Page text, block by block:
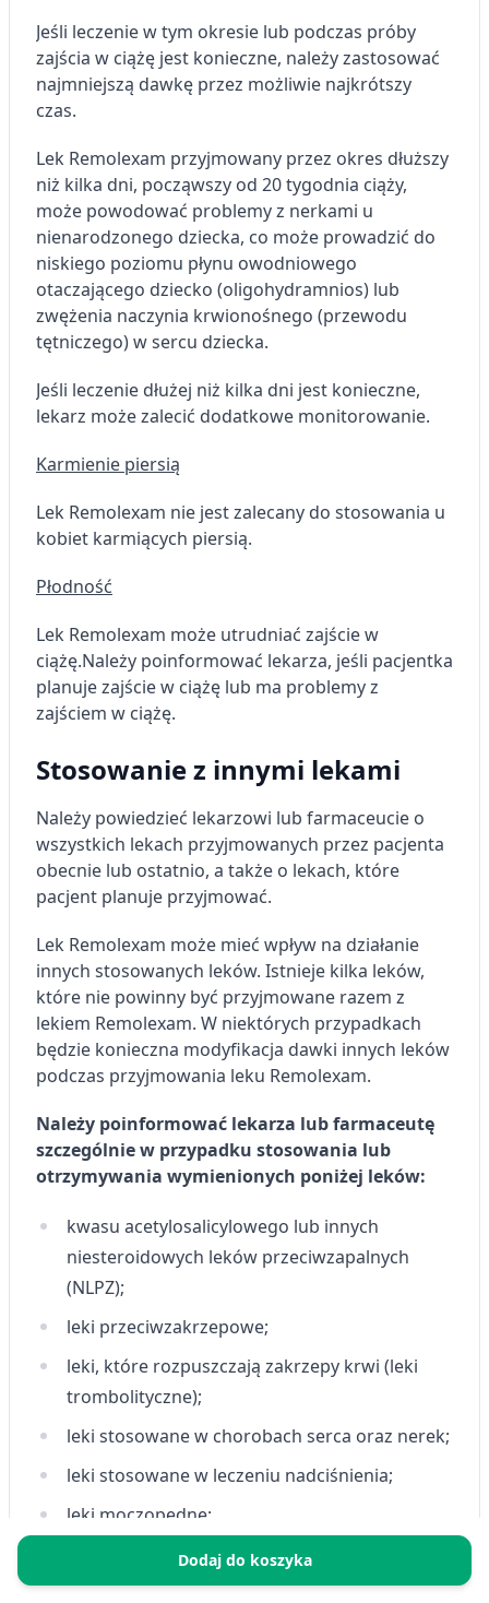
Dodaj do koszyka
Jeśli leczenie w tym okresie lub podczas próby
zajścia w ciążę jest konieczne, należy zastosować
najmniejszą dawkę przez możliwie najkrótszy
czas.
Lek Remolexam przyjmowany przez okres dłuższy
niż kilka dni, począwszy od 20 tygodnia ciąży,
może powodować problemy z nerkami u
nienarodzonego dziecka, co może prowadzić do
niskiego poziomu płynu owodniowego
otaczającego dziecko (oligohydramnios) lub
zwężenia naczynia krwionośnego (przewodu
tętniczego) w sercu dziecka.
Jeśli leczenie dłużej niż kilka dni jest konieczne,
lekarz może zalecić dodatkowe monitorowanie.
Karmienie piersią
Lek Remolexam nie jest zalecany do stosowania u
kobiet karmiących piersią.
Płodność
Lek Remolexam może utrudniać zajście w
ciążę.Należy poinformować lekarza, jeśli pacjentka
planuje zajście w ciążę lub ma problemy z
zajściem w ciążę.
Stosowanie z innymi lekami
Należy powiedzieć lekarzowi lub farmaceucie o
wszystkich lekach przyjmowanych przez pacjenta
obecnie lub ostatnio, a także o lekach, które
pacjent planuje przyjmować.
Lek Remolexam może mieć wpływ na działanie
innych stosowanych leków. Istnieje kilka leków,
które nie powinny być przyjmowane razem z
lekiem Remolexam. W niektórych przypadkach
będzie konieczna modyfikacja dawki innych leków
podczas przyjmowania leku Remolexam.
Należy poinformować lekarza lub farmaceutę
szczególnie w przypadku stosowania lub
otrzymywania wymienionych poniżej leków:
kwasu acetylosalicylowego lub innych
niesteroidowych leków przeciwzapalnych
(NLPZ);
leki przeciwzakrzepowe;
leki, które rozpuszczają zakrzepy krwi (leki
trombolityczne);
leki stosowane w chorobach serca oraz nerek;
leki stosowane w leczeniu nadciśnienia;
leki moczopędne;
kortykosteroidy (stosowane w celu leczenia
chorób zapalnych lub alergicznych);